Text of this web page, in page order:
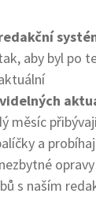
aby byl po
měsíc
a
opravy
s naším